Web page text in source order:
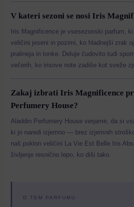
V kateri sezoni se nosi Iris
Iris Magnificence je vsesezonski parfum,
veličini jeseni in pozimi, ko hladnejši zrak
pralineja in tonke. Deluje čudovito tudi
večerih, ko irisove note zadiše kot sveže
Zakaj izbrati Iris Magnificence
Perfumery House?
Aladdin Perfumery House verjame, da si
ki jo naredi izjemno — brez izjemnih
naš poklon veličini La Vie Est Belle Iris
življenje resnično lepo, ko diši tako.
O TEM PARFUMU